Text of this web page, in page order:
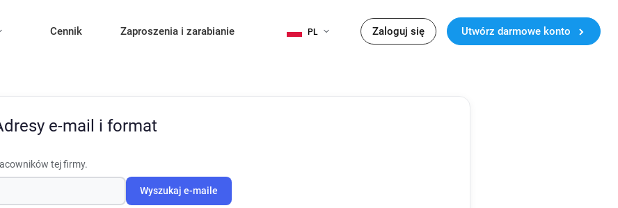
Cennik Zaproszenia i zarabianie PL Zaloguj się Utwórz darmowe konto
e-mail i format
tej firmy.
Wyszukaj e-maile